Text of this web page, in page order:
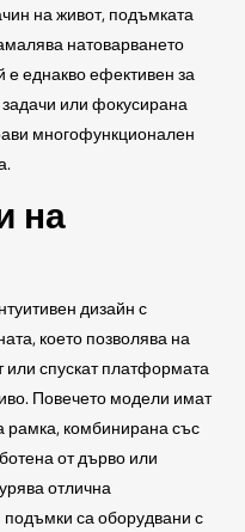
на живот, подъмката
натоварването
е еднакво ефективен за
или фокусирана
многофункционален
на
дизайн с
което позволява на
или спускат платформата
Повечето модели имат
рамка, комбинирана със
от дърво или
отлична
са оборудвани с